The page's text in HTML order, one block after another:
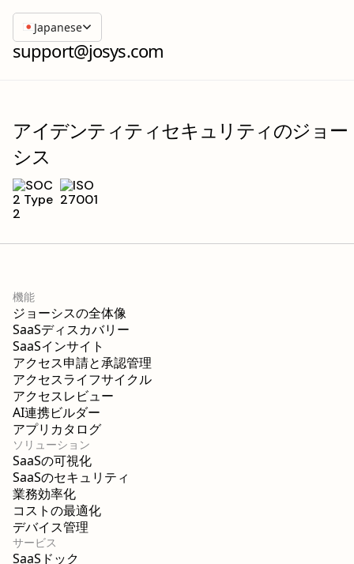
support@josys.com
Japanese
アイデンティティセキュリティのジョー
シス
機能
ジョーシスの全体像
SaaSディスカバリー
SaaSインサイト
アクセス申請と承認管理
アクセスライフサイクル
アクセスレビュー
AI連携ビルダー
アプリカタログ
ソリューション
SaaSの可視化
SaaSのセキュリティ
業務効率化
コストの最適化
デバイス管理
サービス
SaaSドック